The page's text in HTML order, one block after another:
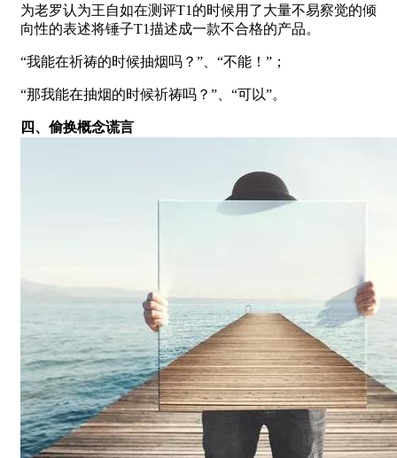
为老罗认为王自如在测评T1的时候用了大量不易察觉的倾
向性的表述将锤子T1描述成一款不合格的产品。
“我能在祈祷的时候抽烟吗？”、“不能！”；
“那我能在抽烟的时候祈祷吗？”、“可以”。
四、偷换概念谎言